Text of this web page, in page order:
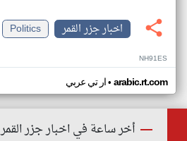
اخبار جزر القمر
Politics
NH91ES
ار تي عربي• arabic.rt.com
أخر ساعة في اخبار جزر القمر